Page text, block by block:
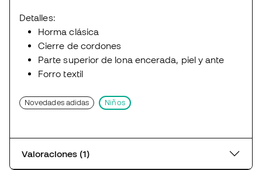
Detalles:
Horma clásica
Cierre de cordones
Parte superior de lona encerada, piel y ante
Forro textil
Novedades adidas Niños
Valoraciones (1)